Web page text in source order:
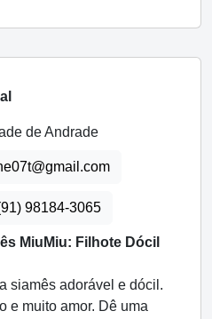
de Andrade
98184-3065
MiuMiu: Filhote Dócil
siamês adorável e dócil.
e muito amor. Dê uma